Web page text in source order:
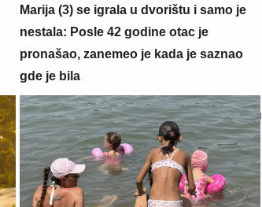
Marija (3) se igrala u dvorištu i samo je
nestala: Posle 42 godine otac je
pronašao, zanemeo je kada je saznao
gde je bila